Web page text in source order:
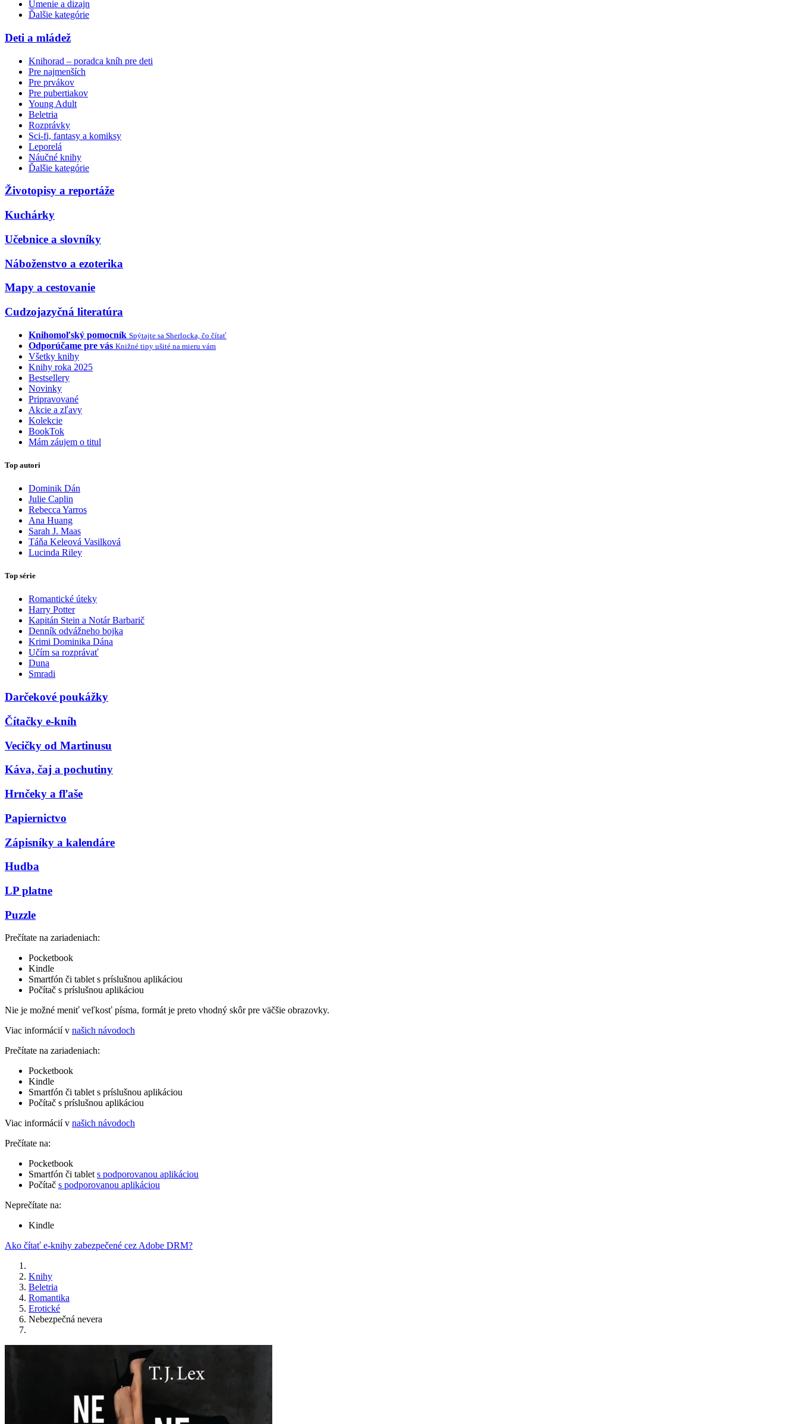
Umenie a dizajn
Ďalšie kategórie
Deti a mládež
Knihorad – poradca kníh pre deti
Pre najmenších
Pre prvákov
Pre pubertiakov
Young Adult
Beletria
Rozprávky
Sci-fi, fantasy a komiksy
Leporelá
Náučné knihy
Ďalšie kategórie
Životopisy a reportáže
Kuchárky
Učebnice a slovníky
Náboženstvo a ezoterika
Mapy a cestovanie
Cudzojazyčná literatúra
Knihomoľský pomocník Spýtajte sa Sherlocka, čo čítať
Odporúčame pre vás Knižné tipy ušité na mieru vám
Všetky knihy
Knihy roka 2025
Bestsellery
Novinky
Pripravované
Akcie a zľavy
Kolekcie
BookTok
Mám záujem o titul
Top autori
Dominik Dán
Julie Caplin
Rebecca Yarros
Ana Huang
Sarah J. Maas
Táňa Keleová Vasilková
Lucinda Riley
Top série
Romantické úteky
Harry Potter
Kapitán Stein a Notár Barbarič
Denník odvážneho bojka
Krimi Dominika Dána
Učím sa rozprávať
Duna
Smradi
Darčekové poukážky
Čítačky e-kníh
Vecičky od Martinusu
Káva, čaj a pochutiny
Hrnčeky a fľaše
Papiernictvo
Zápisníky a kalendáre
Hudba
LP platne
Puzzle
Prečítate na zariadeniach:
Pocketbook
Kindle
Smartfón či tablet s príslušnou aplikáciou
Počítač s príslušnou aplikáciou
Nie je možné meniť veľkosť písma, formát je preto vhodný skôr pre väčšie obrazovky.
Viac informácií v našich návodoch
Prečítate na zariadeniach:
Pocketbook
Kindle
Smartfón či tablet s príslušnou aplikáciou
Počítač s príslušnou aplikáciou
Viac informácií v našich návodoch
Prečítate na:
Pocketbook
Smartfón či tablet s podporovanou aplikáciou
Počítač s podporovanou aplikáciou
Neprečítate na:
Kindle
Ako čítať e-knihy zabezpečené cez Adobe DRM?
Knihy
Beletria
Romantika
Erotické
Nebezpečná nevera